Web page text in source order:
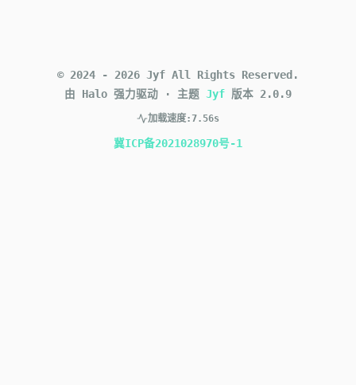
© 2024 - 2026 Jyf All Rights Reserved.
由 Halo 强力驱动
· 主题 Jyf 版本 2.0.9
加载速度:7.56s
冀ICP备2021028970号-1